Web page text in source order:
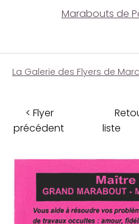
Marabouts de
La Galerie des Flyers de
< Flyer
précédent
liste